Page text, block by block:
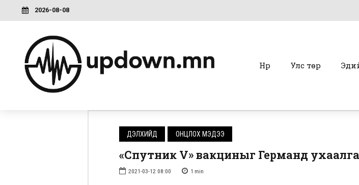
2026-08-08
Нүүр Улс төр
ДЭЛХИЙД ОНЦЛОХ МЭДЭЭ
«Спутник V» вакциныг Германд
2021-03-12 08:00 1 min